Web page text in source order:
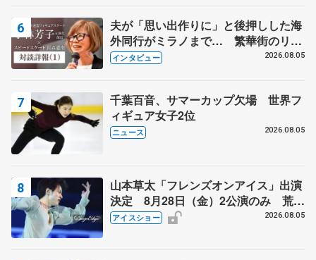
夫が「思い出作りに」と後押しした海
外同行がミラノまで… 繁華街のリン
クでは不良のお兄さんも味方に 小林
インタビュー 2026.08.05
千葉百音、サマーカップ欠場 世界フ
ィギュア女子2位
ニュース 2026.08.05
山本草太「フレンズオンアイス」出演
決定 8月28日（金）2公演のみ 荒川
静香さんプロデュース、20周年のアイ
アイスショー 2026.08.05